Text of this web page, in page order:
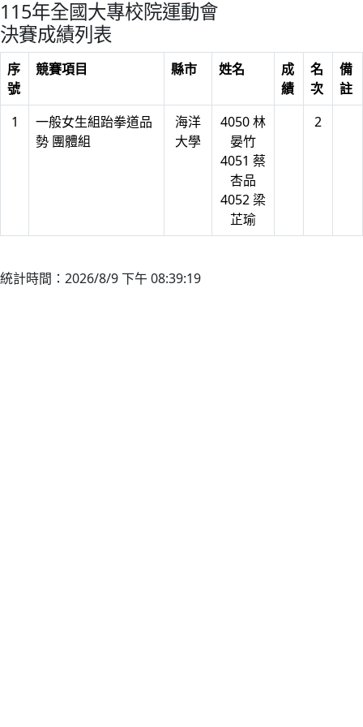
115年全國大專校院運動會
決賽成績列表
序
號
競賽項目 縣市 姓名
成
績
名
次
備
註
1
一般女生組跆拳道品
勢 團體組
海洋
大學
4050 林
晏竹
4051 蔡
杏品
4052 梁
芷瑜
2
統計時間：2026/8/9 下午 08:39:19